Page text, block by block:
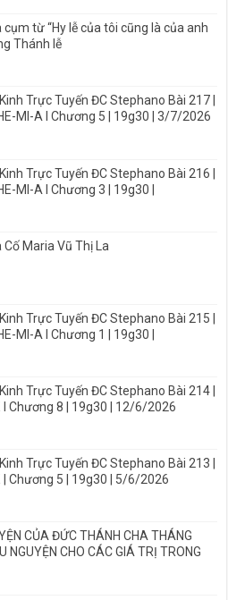
cụm từ “Hy lễ của tôi cũng là của anh
Thánh lễ
Trực Tuyến ĐC Stephano Bài 217 |
MI-A I Chương 5 | 19g30 | 3/7/2026
Trực Tuyến ĐC Stephano Bài 216 |
MI-A I Chương 3 | 19g30 |
Cố Maria Vũ Thị La
Trực Tuyến ĐC Stephano Bài 215 |
MI-A I Chương 1 | 19g30 |
Trực Tuyến ĐC Stephano Bài 214 |
I Chương 8 | 19g30 | 12/6/2026
Trực Tuyến ĐC Stephano Bài 213 |
| Chương 5 | 19g30 | 5/6/2026
CỦA ĐỨC THÁNH CHA THÁNG
NGUYỆN CHO CÁC GIÁ TRỊ TRONG